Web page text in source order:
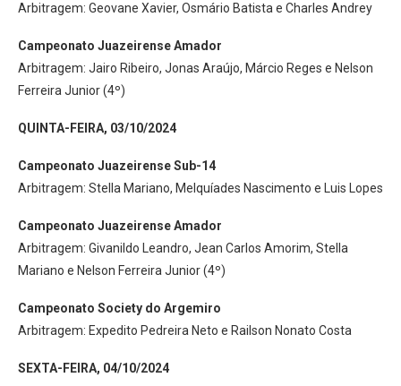
Arbitragem: Geovane Xavier, Osmário Batista e Charles Andrey
Campeonato Juazeirense Amador
Arbitragem: Jairo Ribeiro, Jonas Araújo, Márcio Reges e Nelson
Ferreira Junior (4º)
QUINTA-FEIRA, 03/10/2024
Campeonato Juazeirense Sub-14
Arbitragem: Stella Mariano, Melquíades Nascimento e Luis Lopes
Campeonato Juazeirense Amador
Arbitragem: Givanildo Leandro, Jean Carlos Amorim, Stella
Mariano e Nelson Ferreira Junior (4º)
Campeonato Society do Argemiro
Arbitragem: Expedito Pedreira Neto e Railson Nonato Costa
SEXTA-FEIRA, 04/10/2024